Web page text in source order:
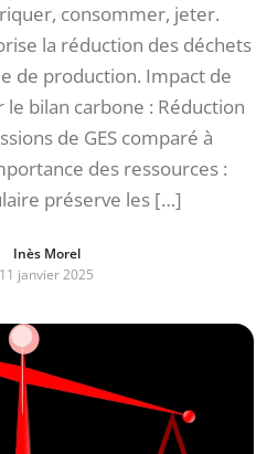
consommer, jeter.
la réduction des déchets
de production. Impact de
le bilan carbone : Réduction
de GES comparé à
des ressources :
préserve les […]
Inès Morel
11 janvier 2025